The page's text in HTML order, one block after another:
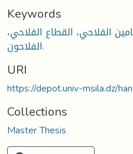
Keywords
الفلاحي، القطاع الفلاحي،
الفلاحون.
URI
https://depot.univ-msila.dz/
Collections
Master Thesis